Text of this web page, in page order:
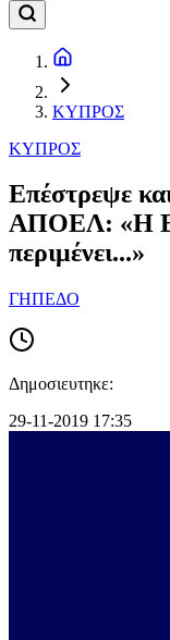
ΚΥΠΡΟΣ
ΚΥΠΡΟΣ
Επέστρεψε
ΑΠΟΕΛ: «Η
περιμένει...»
ΓΗΠΕΔΟ
Δημοσιευτηκε:
29-11-2019 17:35